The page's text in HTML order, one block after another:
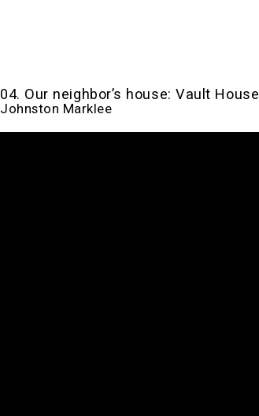
04. Our neighbor’s house: Vault House
Johnston Marklee